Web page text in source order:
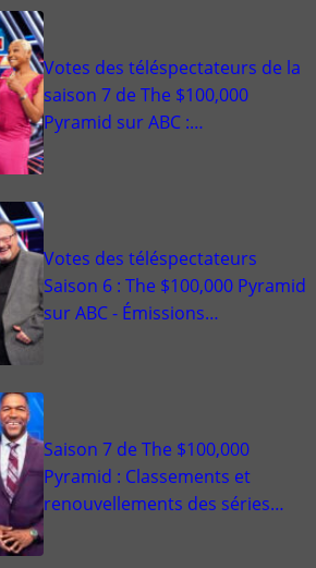
Votes des téléspectateurs de la
saison 7 de The $100,000
Pyramid sur ABC :…
Votes des téléspectateurs
Saison 6 : The $100,000 Pyramid
sur ABC - Émissions…
Saison 7 de The $100,000
Pyramid : Classements et
renouvellements des séries…